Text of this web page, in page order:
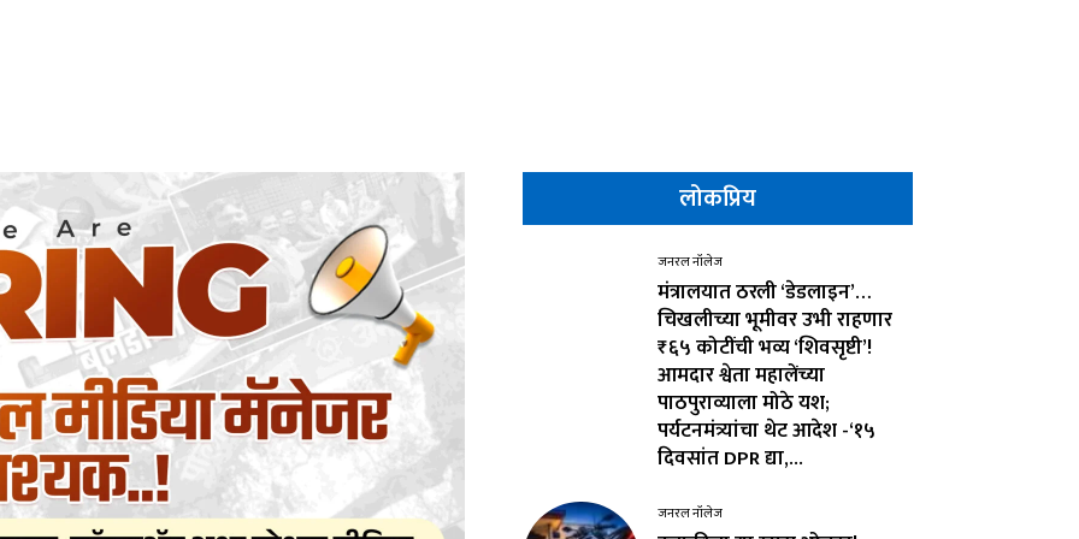
लोकप्रिय
जनरल नॉलेज
मंत्रालयात ठरली ‘डेडलाइन’…
चिखलीच्या भूमीवर उभी राहणार
₹६५ कोटींची भव्य ‘शिवसृष्टी’!
आमदार श्वेता महालेंच्या
पाठपुराव्याला मोठे यश;
पर्यटनमंत्र्यांचा थेट आदेश -‘१५
दिवसांत DPR द्या,...
जनरल नॉलेज